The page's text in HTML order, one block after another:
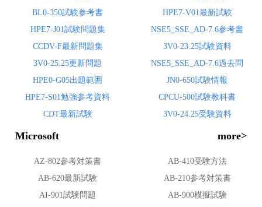
BL0-350試験参考書
HPE7-V01最新試験
HPE7-J01試験問題集
NSE5_SSE_AD-7.6参考書
CCDV-F最新問題集
3V0-23.25試験資料
3V0-25.25更新問題
NSE5_SSE_AD-7.6過去問
HPE0-G05出題範囲
JN0-650試験情報
HPE7-S01勉強参考資料
CPCU-500試験教科書
CDT最新試験
3V0-24.25受験資料
Microsoft more>
AZ-802参考対策書
AB-410受験方法
AB-620最新試験
AB-210参考対策書
AI-901試験問題
AB-900模擬試験